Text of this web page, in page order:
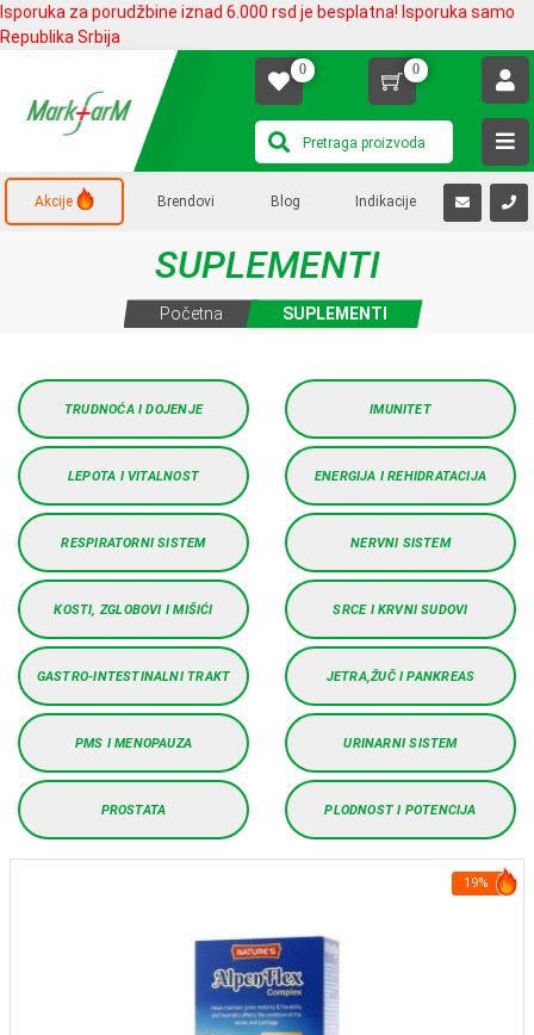
Isporuka za porudžbine iznad 6.000 rsd je besplatna! Isporuka samo
Republika Srbija
0 0
Akcije Brendovi Blog Indikacije
SUPLEMENTI
Početna SUPLEMENTI
TRUDNOĆA I DOJENJE IMUNITET
LEPOTA I VITALNOST ENERGIJA I REHIDRATACIJA
RESPIRATORNI SISTEM NERVNI SISTEM
KOSTI, ZGLOBOVI I MIŠIĆI SRCE I KRVNI SUDOVI
GASTRO-INTESTINALNI TRAKT JETRA,ŽUČ I PANKREAS
PMS I MENOPAUZA URINARNI SISTEM
PROSTATA PLODNOST I POTENCIJA
19%